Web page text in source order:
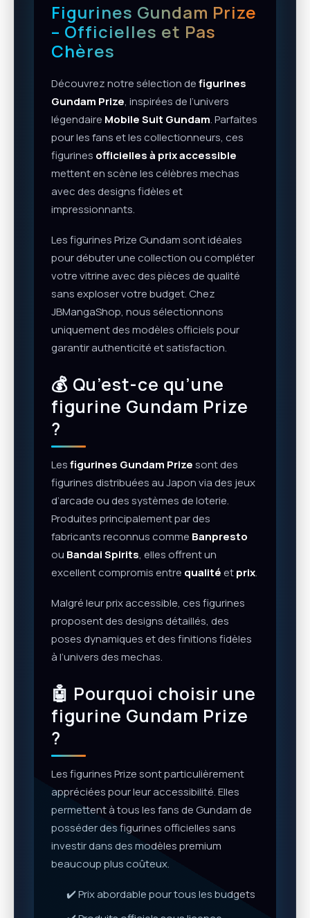
Figurines Gundam Prize
– Officielles et Pas
Chères
Découvrez notre sélection defigurines
Gundam Prize, inspirées de l’univers
légendaire Mobile Suit Gundam. Parfaites
pour les fans et les collectionneurs, ces
figurines officielles à prix accessible
mettent en scène les célèbres mechas
avec des designs fidèles et
impressionnants.
Les figurines Prize Gundam sont idéales
pour débuter une collection ou compléter
votre vitrine avec des pièces de qualité
sans exploser votre budget. Chez
JBMangaShop, nous sélectionnons
uniquement des modèles officiels pour
garantir authenticité et satisfaction.
💰 Qu’est-ce qu’une
figurine Gundam Prize
?
Lesfigurines Gundam Prizesont des
figurines distribuées au Japon via des jeux
d’arcade ou des systèmes de loterie.
Produites principalement par des
fabricants reconnus comme Banpresto
ou Bandai Spirits, elles offrent un
excellent compromis entre qualité etprix.
Malgré leur prix accessible, ces figurines
proposent des designs détaillés, des
poses dynamiques et des finitions fidèles
à l’univers des mechas.
🤖 Pourquoi choisir une
figurine Gundam Prize
?
Les figurines Prize sont particulièrement
appréciées pour leur accessibilité. Elles
permettent à tous les fans de Gundam de
posséder des figurines officielles sans
investir dans des modèles premium
beaucoup plus coûteux.
✔️ Prix abordable pour tous les budgets